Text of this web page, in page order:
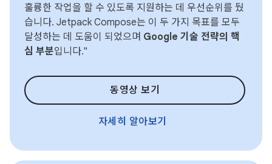
훌륭한 작업을 할 수 있도록 지원하는 데 우선순위를 뒀
습니다. Jetpack Compose는 이 두 가지 목표를 모두
달성하는 데 도움이 되었으며 Google 기술 전략의 핵
심 부분입니다."
동영상 보기
자세히 알아보기